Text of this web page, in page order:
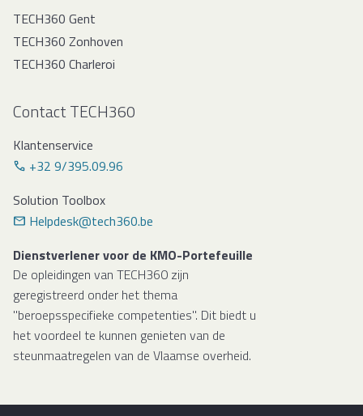
TECH360 Gent
TECH360 Zonhoven
TECH360 Charleroi
Contact TECH360
Klantenservice
+32 9/395.09.96
Solution Toolbox
Helpdesk@tech360.be
Dienstverlener voor de KMO-Portefeuille
De opleidingen van TECH360 zijn
geregistreerd onder het thema
"beroepsspecifieke competenties". Dit biedt u
het voordeel te kunnen genieten van de
steunmaatregelen van de Vlaamse overheid.